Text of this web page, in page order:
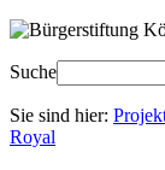
Suche
Sie sind hier:
Royal